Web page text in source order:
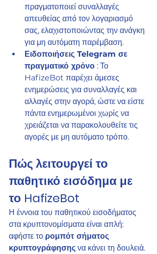
πραγματοποιεί συναλλαγές
απευθείας από τον λογαριασμό
σας, ελαχιστοποιώντας την ανάγκη
για μη αυτόματη παρέμβαση.
Ειδοποιήσεις Telegram σε
πραγματικό χρόνο : Το
HafizeBot παρέχει άμεσες
ενημερώσεις για συναλλαγές και
αλλαγές στην αγορά, ώστε να είστε
πάντα ενημερωμένοι χωρίς να
χρειάζεται να παρακολουθείτε τις
αγορές με μη αυτόματο τρόπο.
Πώς λειτουργεί το
παθητικό εισόδημα με
το HafizeBot
Η έννοια του παθητικού εισοδήματος
στα κρυπτονομίσματα είναι απλή:
αφήστε το ρομπότ σήματος
κρυπτογράφησης να κάνει τη δουλειά.